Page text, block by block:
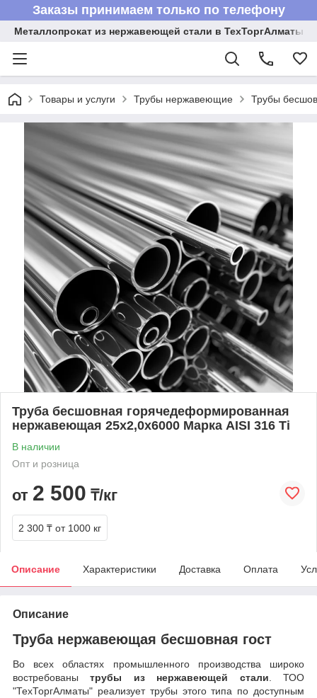
Заказы принимаем только по телефону
Металлопрокат из нержавеющей стали в ТехТоргАлматы
Товары и услуги Трубы нержавеющие Трубы
Труба бесшовная горячедеформированная
нержавеющая 25х2,0х6000 Марка AISI 316 Ti
В наличии
Опт и розница
от 2 500 ₸/кг
2 300 ₸ от 1000 кг
Описание Характеристики Доставка Оплата
Описание
Труба нержавеющая бесшовная гост
Во всех областях промышленного производства широко
востребованытрубы из нержавеющей стали. ТОО
"ТехТоргАлматы" реализует трубы этого типа по доступным